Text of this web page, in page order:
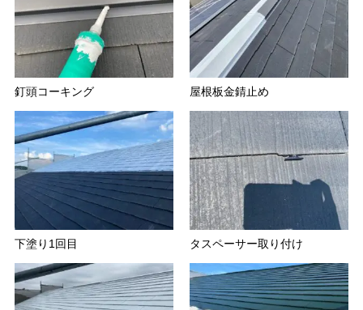
釘頭コーキング 屋根板金錆止め
下塗り1回目 タスペーサー取り付け